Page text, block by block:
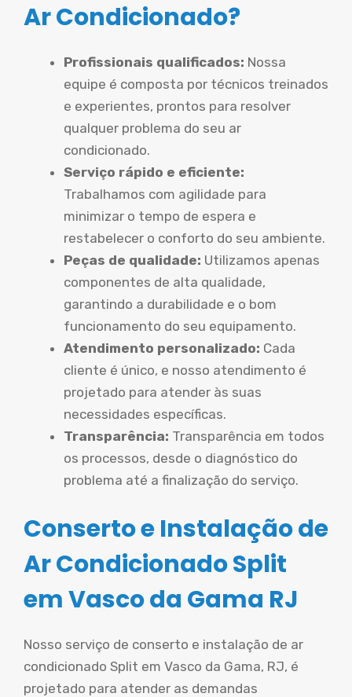
Ar Condicionado?
Profissionais qualificados: Nossa
equipe é composta por técnicos treinados
e experientes, prontos para resolver
qualquer problema do seu ar
condicionado.
Serviço rápido e eficiente:
Trabalhamos com agilidade para
minimizar o tempo de espera e
restabelecer o conforto do seu ambiente.
Peças de qualidade: Utilizamos apenas
componentes de alta qualidade,
garantindo a durabilidade e o bom
funcionamento do seu equipamento.
Atendimento personalizado: Cada
cliente é único, e nosso atendimento é
projetado para atender às suas
necessidades específicas.
Transparência: Transparência em todos
os processos, desde o diagnóstico do
problema até a finalização do serviço.
Conserto e Instalação de
Ar Condicionado Split
em Vasco da Gama RJ
Nosso serviço de conserto e instalação de ar
condicionado Split em Vasco da Gama, RJ, é
projetado para atender as demandas